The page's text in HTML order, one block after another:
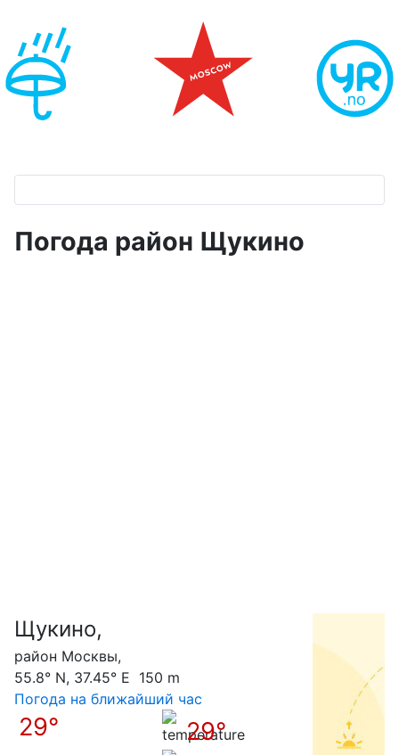
Погода район Щукино
Щукино,
район Москвы,
55.8° N, 37.45° E 150 m
Погода на ближайший час
29°
29°